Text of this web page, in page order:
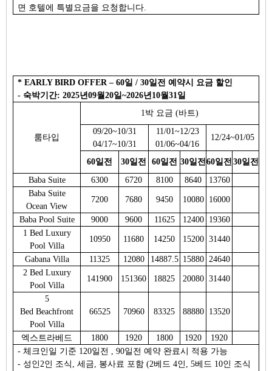
면 호텔에 특별요금을 요청합니다.
* EARLY BIRD OFFER – 60일 / 30일전 예약시 요금 할인
- 숙박기간: 2025년09월20일~2026년10월31일
룸타입
1박 요금 (바트)
09/20~10/31
04/17~10/31
11/01~12/23
01/06~04/16
12/24~01/05
60일전 30일전 60일전 30일전 60일전 30일전
Baba Suite
6300 6720 8100 8640
13760
Baba Suite
Ocean View
7200 7680 9450 10080 16000
Baba Pool Suite 9000 9600 11625 12400
19360
1 Bed Luxury
Pool Villa
10950 11680 14250 15200 31440
Gabana Villa 11325 12080 14887.5 15880
24640
2 Bed Luxury
Pool Villa
141900 151360 18825 20080 31440
5
Bed Beachfront
Pool Villa
66525 70960 83325 88880 13520
엑스트라베드 1800 1920 1800 1920
1920
- 체크인일 기준 120일전 , 90일전 예약 완료시 적용 가능
- 성인2인 조식, 세금, 봉사료 포함 (2베드 4인, 5베드 10인 조식